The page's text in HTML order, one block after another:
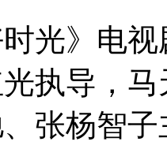
时光》电
执导，
张杨智